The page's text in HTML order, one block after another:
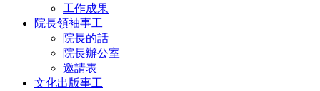
工作成果
院長領袖事工
院長的話
院長辦公室
邀請表
文化出版事工